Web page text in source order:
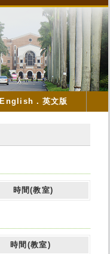
English．英文版
時間(教室)
時間(教室)